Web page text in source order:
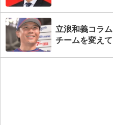
立浪和義コラ
チームを変えて